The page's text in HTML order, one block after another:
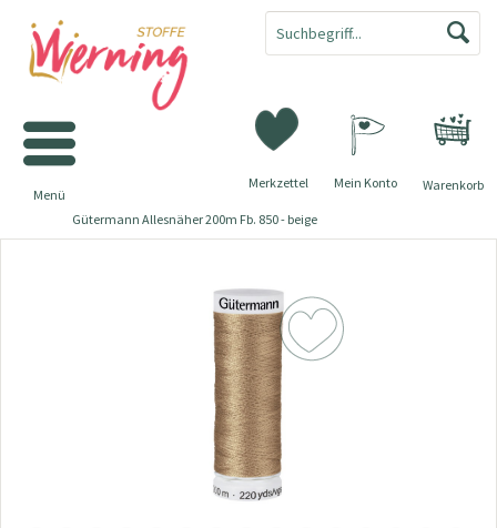
Warenkorb
Merkzettel Mein Konto
Menü
Gütermann Allesnäher 200m Fb. 850 - beige